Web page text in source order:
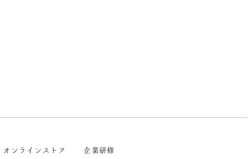
オンラインストア 企業研修